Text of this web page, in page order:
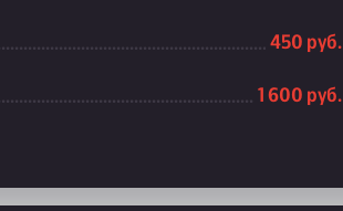
450 руб.
1 600 руб.